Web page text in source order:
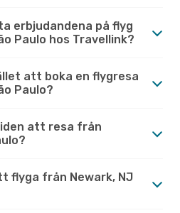
erbjudandena på flyg
Paulo hos Travellink?
att boka en flygresa
Paulo?
att resa från
flyga från Newark, NJ